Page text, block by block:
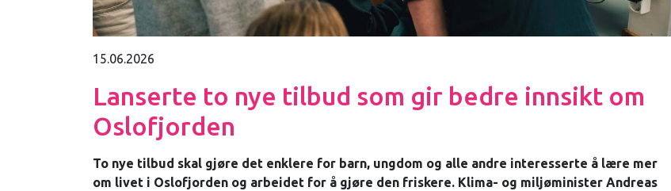
15.06.2026
Lanserte to nye tilbud som gir bedre innsikt om
Oslofjorden
To nye tilbud skal gjøre det enklere for barn, ungdom og alle andre interesserte å lære mer
om livet i Oslofjorden og arbeidet for å gjøre den friskere. Klima- og miljøminister Andreas